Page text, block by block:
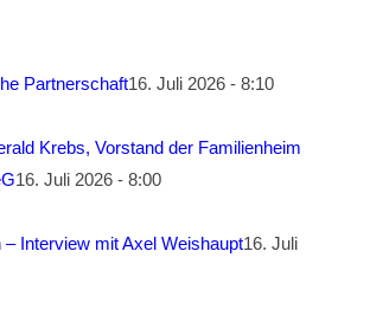
Partnerschaft16. Juli 2026 - 8:10
Krebs, Vorstand der Familienheim
16. Juli 2026 - 8:00
– Interview mit Axel Weishaupt16. Juli